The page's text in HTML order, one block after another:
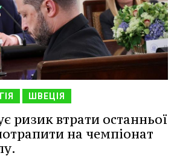
ШВЕЦІЯ
ризик втрати останньої
на чемпіонат